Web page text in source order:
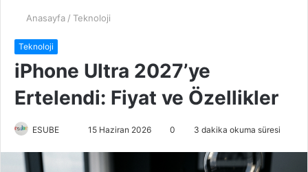
Anasayfa / Teknoloji
Teknoloji
iPhone Ultra 2027’ye
Ertelendi: Fiyat ve Özellikler
ESUBE 15 Haziran 2026 0 3 dakika okuma süresi